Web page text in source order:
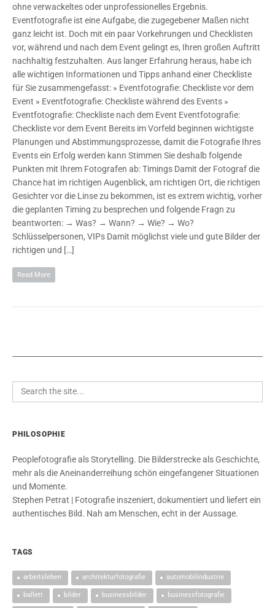
ohne verwackeltes oder unprofessionelles Ergebnis.
Eventfotografie ist eine Aufgabe, die zugegebener Maßen nicht
ganz leicht ist. Doch mit ein paar Vorkehrungen und Checklisten
vor, während und nach dem Event gelingt es, Ihren großen Auftritt
nachhaltig festzuhalten. Aus langer Erfahrung heraus, habe ich
alle wichtigen Informationen und Tipps anhand einer Checkliste
für Sie zusammengefasst: » Eventfotografie: Checkliste vor dem
Event » Eventfotografie: Checkliste während des Events »
Eventfotografie: Checkliste nach dem Event Eventfotografie:
Checkliste vor dem Event Bereits im Vorfeld beginnen wichtigste
Planungen und Abstimmungsprozesse, damit die Fotografie Ihres
Events ein Erfolg werden kann Stimmen Sie deshalb folgende
Punkten mit Ihrem Fotografen ab: Timings Damit der Fotograf die
Chance hat im richtigen Augenblick, am richtigen Ort, die richtigen
Gesichter vor die Linse zu bekommen, ist es extrem wichtig, vorher
die geplanten Timing zu besprechen und folgende Fragn zu
beantworten: → Was? → Wann? → Wie? → Wo?
Schlüsselpersonen, VIPs Damit möglichst viele und gute Bilder der
richtigen und […]
Read More
PHILOSOPHIE
Peoplefotografie als Storytelling. Die Bilderstrecke als Geschichte,
mehr als die Aneinanderreihung schön eingefangener Situationen
und Momente.
Stephen Petrat | Fotografie inszeniert, dokumentiert und liefert ein
authentisches Bild. Nah am Menschen, echt in der Aussage.
TAGS
arbeitsleben architekturfotografie automobilindustrie
ballett bilder businessbilder businessfotografie